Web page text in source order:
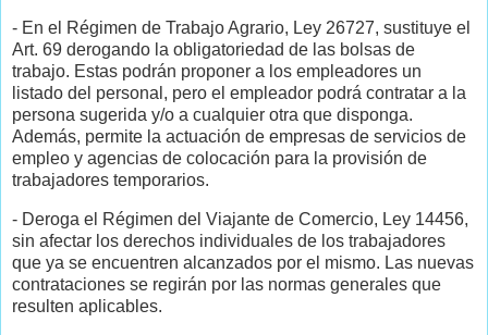
- En el Régimen de Trabajo Agrario, Ley 26727, sustituye el
Art. 69 derogando la obligatoriedad de las bolsas de
trabajo. Estas podrán proponer a los empleadores un
listado del personal, pero el empleador podrá contratar a la
persona sugerida y/o a cualquier otra que disponga.
Además, permite la actuación de empresas de servicios de
empleo y agencias de colocación para la provisión de
trabajadores temporarios.
- Deroga el Régimen del Viajante de Comercio, Ley 14456,
sin afectar los derechos individuales de los trabajadores
que ya se encuentren alcanzados por el mismo. Las nuevas
contrataciones se regirán por las normas generales que
resulten aplicables.